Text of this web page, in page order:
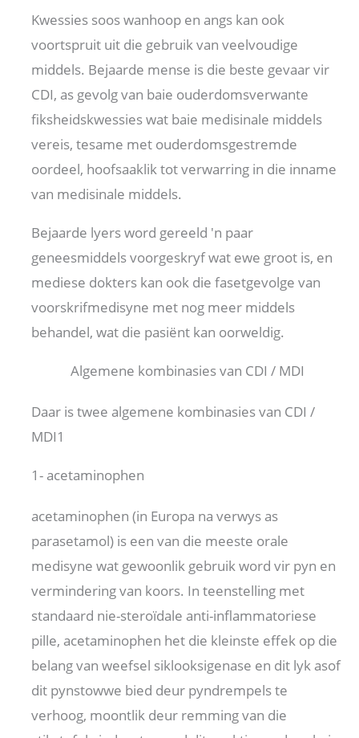
Kwessies soos wanhoop en angs kan ook
voortspruit uit die gebruik van veelvoudige
middels. Bejaarde mense is die beste gevaar vir
CDI, as gevolg van baie ouderdomsverwante
fiksheidskwessies wat baie medisinale middels
vereis, tesame met ouderdomsgestremde
oordeel, hoofsaaklik tot verwarring in die inname
van medisinale middels.
Bejaarde lyers word gereeld 'n paar
geneesmiddels voorgeskryf wat ewe groot is, en
mediese dokters kan ook die fasetgevolge van
voorskrifmedisyne met nog meer middels
behandel, wat die pasiënt kan oorweldig.
Algemene kombinasies van CDI / MDI
Daar is twee algemene kombinasies van CDI /
MDI1
1- acetaminophen
acetaminophen (in Europa na verwys as
parasetamol) is een van die meeste orale
medisyne wat gewoonlik gebruik word vir pyn en
vermindering van koors. In teenstelling met
standaard nie-steroïdale anti-inflammatoriese
pille, acetaminophen het die kleinste effek op die
belang van weefsel siklooksigenase en dit lyk asof
dit pynstowwe bied deur pyndrempels te
verhoog, moontlik deur remming van die